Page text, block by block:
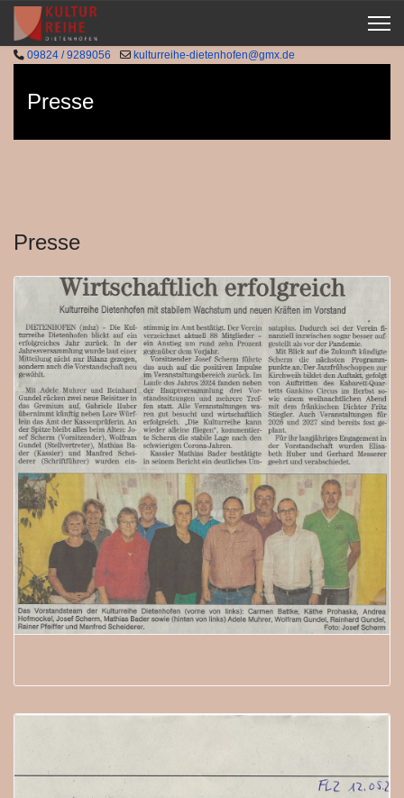
09824 / 9289056 kulturreihe-dietenhofen@gmx.de
Presse
Presse